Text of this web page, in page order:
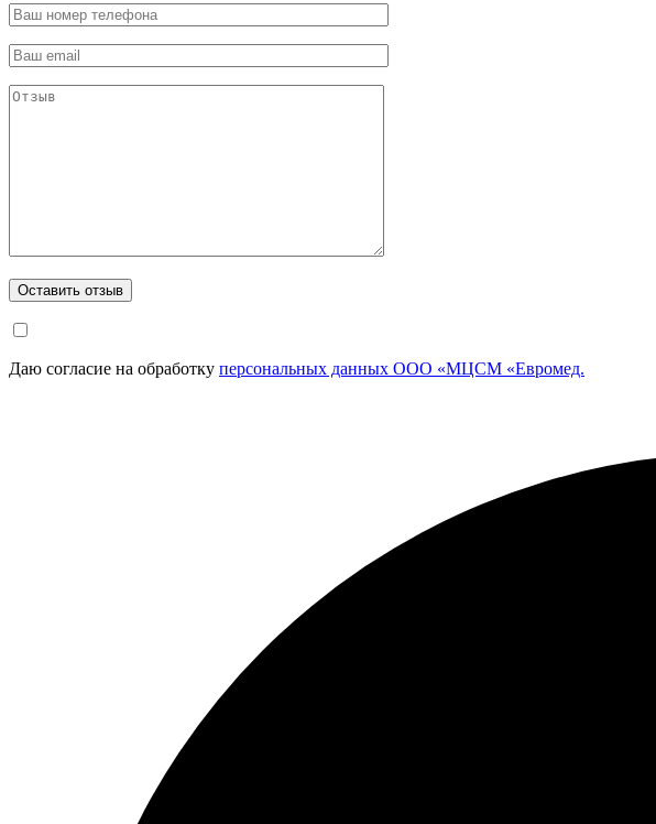
Даю согласие на обработку персональных данных ООО «МЦСМ «Евромед.